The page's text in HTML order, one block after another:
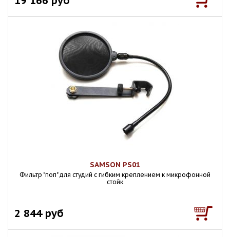
SAMSON PS01
Фильтр "поп" для студий с гибким креплением к микрофонной
стойк
2 844 руб